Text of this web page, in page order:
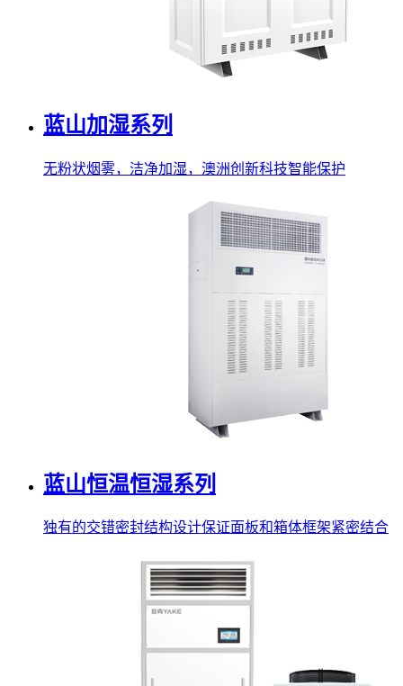
蓝山加湿系列
无粉状烟雾，洁净加湿，澳洲创新科技智能保护
蓝山恒温恒湿系列
独有的交错密封结构设计保证面板和箱体框架紧密结合